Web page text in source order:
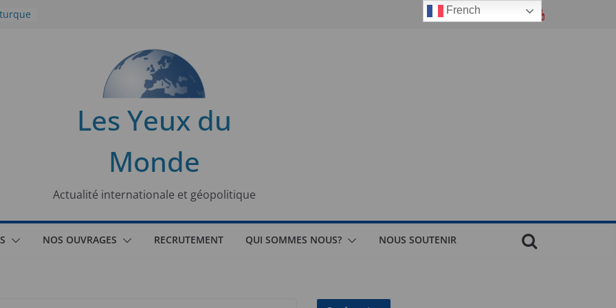
Les Yeux du
Monde
Actualité internationale et géopolitique
NOS OUVRAGES RECRUTEMENT QUI SOMMES NOUS? NOUS SOUTENIR
French